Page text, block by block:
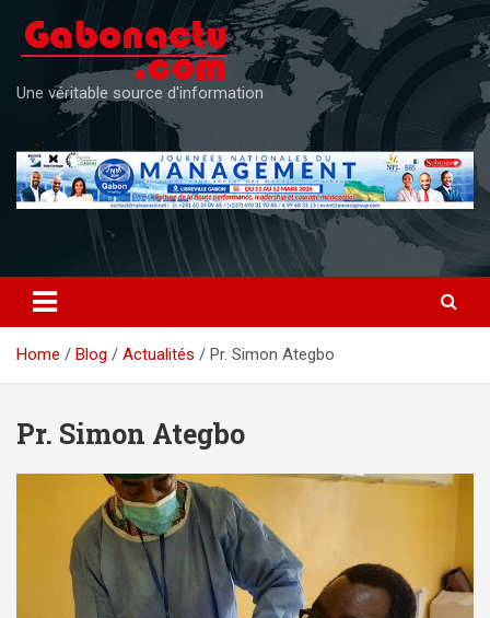
content
Une véritable source d'information
Home Blog Actualités Pr. Simon Ategbo
Pr. Simon Ategbo